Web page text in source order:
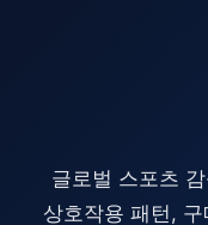
글로벌 스포츠
상호작용 패턴,